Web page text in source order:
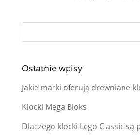
Ostatnie wpisy
Jakie marki oferują drewniane
Klocki Mega Bloks
Dlaczego klocki Lego Classic są